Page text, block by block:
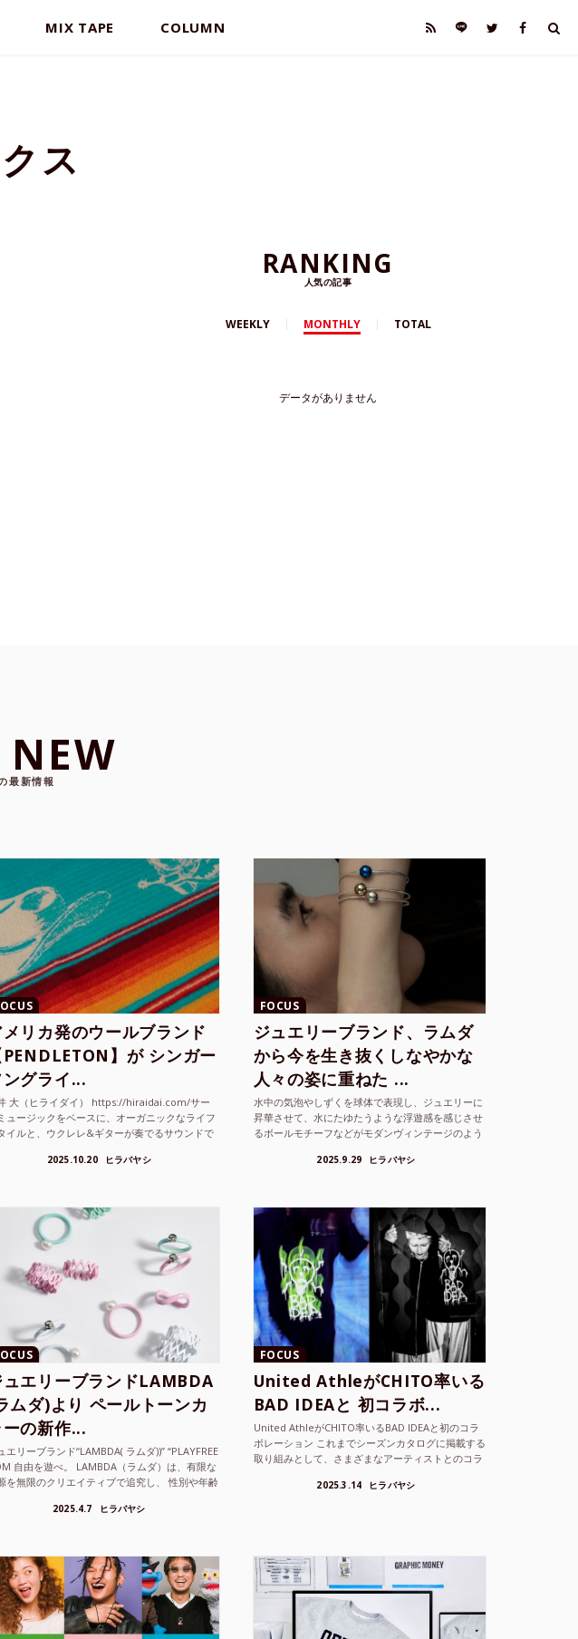
MIX TAPE COLUMN
ス
RANKING
人気の記事
WEEKLY MONTHLY TOTAL
データがありません
最新情報
メリカ発のウールブランド
PENDLETON】が シンガー
ングライ...
大（ヒライダイ） https://hiraidai.com/サー
ュージックをベースに、オーガニックなライフ
イルと、ウクレレ&ギターが奏でるサウンドで
2025.10.20 ヒラバヤシ
FOCUS
ジュエリーブランド、ラムダ
から今を生き抜くしなやかな
人々の姿に重ねた ...
水中の気泡やしずくを球体で表現し、ジュエリーに
昇華させて、水にたゆたうような浮遊感を感じさせ
るボールモチーフなどがモダンヴィンテージのよう
2025.9.29 ヒラバヤシ
ュエリーブランドLAMBDA
ムダ)より ペールトーンカ
ーの新作...
エリーブランド“LAMBDA( ラムダ))” “PLAYFREE
自由を遊べ。 LAMBDA（ラムダ）は、有限な
を無限のクリエイティブで追究し、 性別や年齢
2025.4.7 ヒラバヤシ
FOCUS
United AthleがCHITO率いる
BAD IDEAと 初コラボ...
United AthleがCHITO率いるBAD IDEAと初のコラ
ボレーション これまでシーズンカタログに掲載する
取り組みとして、さまざまなアーティストとのコラ
2025.3.14 ヒラバヤシ